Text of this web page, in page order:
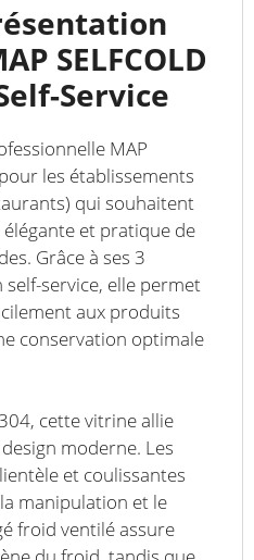
SELFCOLD
Service
MAP
les établissements
qui souhaitent
et pratique de
Grâce à ses 3
self-service, elle permet
aux produits
conservation optimale
cette vitrine allie
moderne. Les
et coulissantes
manipulation et le
froid ventilé assure